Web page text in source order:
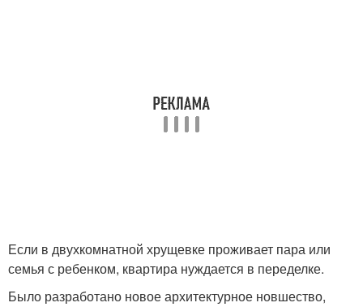
Если в двухкомнатной хрущевке проживает пара или
семья с ребенком, квартира нуждается в переделке.
Было разработано новое архитектурное новшество,